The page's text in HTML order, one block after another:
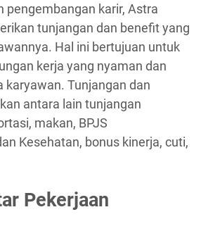
pengembangan karir, Astra
tunjangan dan benefit yang
Hal ini bertujuan untuk
kerja yang nyaman dan
karyawan. Tunjangan dan
antara lain tunjangan
makan, BPJS
Kesehatan, bonus kinerja, cuti,
Pekerjaan